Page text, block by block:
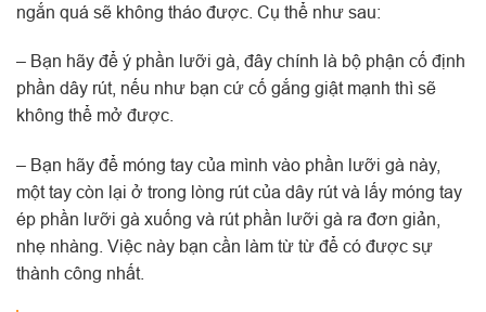
ngắn quá sẽ không tháo được. Cụ thể như sau:
– Bạn hãy để ý phần lưỡi gà, đây chính là bộ phận cố định
phần dây rút, nếu như bạn cứ cố gắng giật mạnh thì sẽ
không thể mở được.
– Bạn hãy để móng tay của mình vào phần lưỡi gà này,
một tay còn lại ở trong lòng rút của dây rút và lấy móng tay
ép phần lưỡi gà xuống và rút phần lưỡi gà ra đơn giản,
nhẹ nhàng. Việc này bạn cần làm từ từ để có được sự
thành công nhất.